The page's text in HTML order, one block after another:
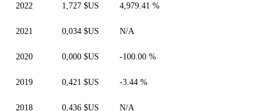
2022 1,727 $US 4,979.41 %
2021 0,034 $US N/A
2020 0,000 $US -100.00 %
2019 0,421 $US -3.44 %
2018 0,436 $US N/A